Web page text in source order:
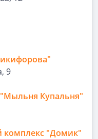
9
Купальня"
комплекс "Домик"